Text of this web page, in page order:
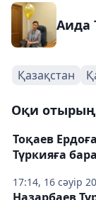
Аида
Қазақстан
Оқи
17:14, 16 сәуір
Тоқаев
Түркияға
Назарбаев